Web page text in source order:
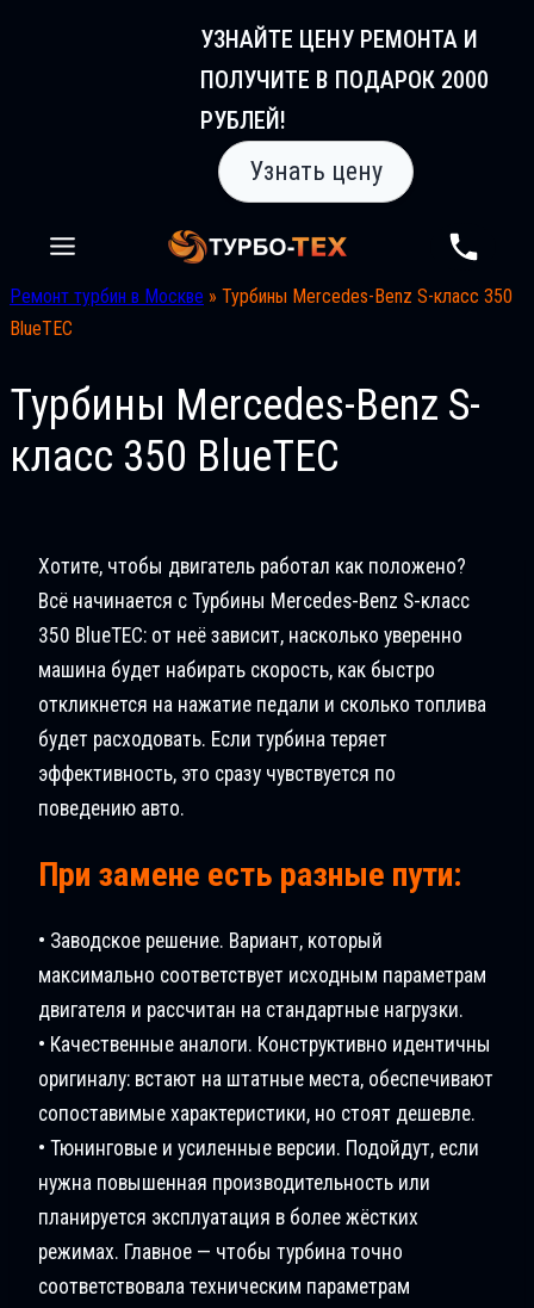
УЗНАЙТЕ ЦЕНУ РЕМОНТА И
ПОЛУЧИТЕ В ПОДАРОК 2000
РУБЛЕЙ!
Узнать цену
Ремонт турбин в Москве » Турбины Mercedes-Benz S-класс 350
BlueTEC
Турбины Mercedes-Benz S-
класс 350 BlueTEC
Хотите, чтобы двигатель работал как положено?
Всё начинается с Турбины Mercedes-Benz S-класс
350 BlueTEC: от неё зависит, насколько уверенно
машина будет набирать скорость, как быстро
откликнется на нажатие педали и сколько топлива
будет расходовать. Если турбина теряет
эффективность, это сразу чувствуется по
поведению авто.
При замене есть разные пути:
• Заводское решение. Вариант, который
максимально соответствует исходным параметрам
двигателя и рассчитан на стандартные нагрузки.
• Качественные аналоги. Конструктивно идентичны
оригиналу: встают на штатные места, обеспечивают
сопоставимые характеристики, но стоят дешевле.
• Тюнинговые и усиленные версии. Подойдут, если
нужна повышенная производительность или
планируется эксплуатация в более жёстких
режимах. Главное — чтобы турбина точно
соответствовала техническим параметрам